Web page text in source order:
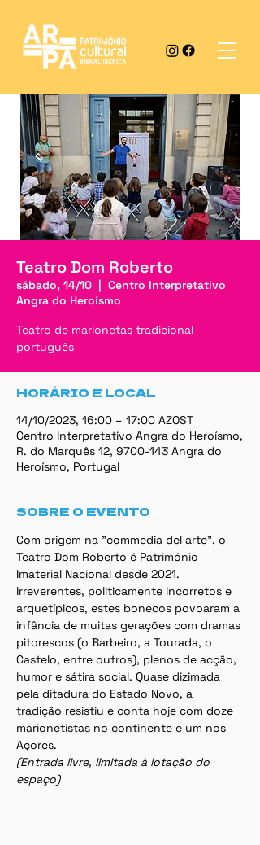
Teatro Dom Roberto
sábado, 14/10
  |
Centro Interpretativo
Angra do Heroísmo
Teatro de marionetas tradicional
português
HORÁRIO E LOCAL
14/10/2023, 16:00 – 17:00 AZOST
Centro Interpretativo Angra do Heroísmo,
R. do Marquês 12, 9700-143 Angra do
Heroísmo, Portugal
SOBRE O EVENTO
Com origem na "commedia del arte", o
Teatro Dom Roberto é Património
Imaterial Nacional desde 2021.
Irreverentes, politicamente incorretos e
arquetípicos, estes bonecos povoaram a
infância de muitas gerações com dramas
pitorescos (o Barbeiro, a Tourada, o
Castelo, entre outros), plenos de acção,
humor e sátira social. Quase dizimada
pela ditadura do Estado Novo, a
tradição resistiu e conta hoje com doze
marionetistas no continente e um nos
Açores.
(Entrada livre, limitada à lotação do
espaço)